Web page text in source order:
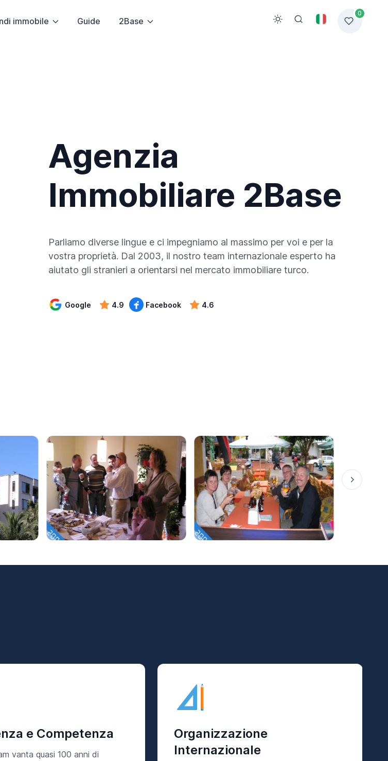
immobile Guide 2Base
0
Agenzia
Immobiliare 2Base
Parliamo diverse lingue e ci impegniamo al massimo per voi e per la
vostra proprietà. Dal 2003, il nostro team internazionale esperto ha
aiutato gli stranieri a orientarsi nel mercato immobiliare turco.
Google 4.9 Facebook 4.6
e Competenza
vanta quasi 100 anni di
Organizzazione
Internazionale